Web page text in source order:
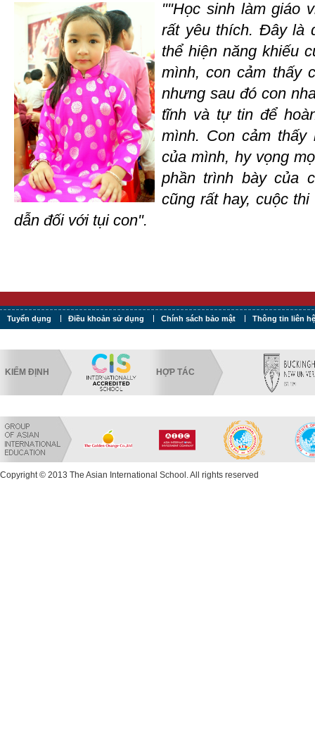
""Học sinh làm giáo
rất yêu thích. Đây là
thể hiện năng khiếu
mình, con cảm thấy
nhưng sau đó con
tĩnh và tự tin để
mình. Con cảm
của mình, hy vọng
phần trình bày của
cũng rất hay, cuộc
dẫn đối với tụi con".
Tuyển dụng Điều khoản sử dụng Chính sách bảo mật Thông tin liên hệ
KIỂM ĐỊNH HỢP TÁC
Copyright © 2013 The Asian International School. All rights reserved